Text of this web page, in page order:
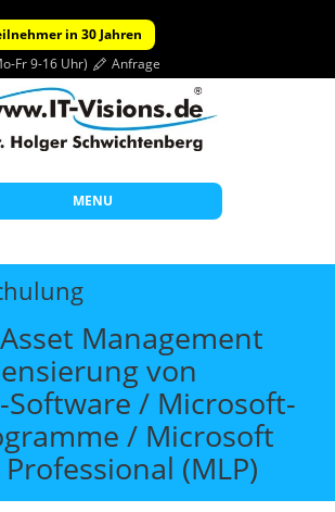
in 30 Jahren
Fr 9-16 Uhr) Anfrage
MENU
Schulungen
uns
Management
von
/ Microsoft-
/ Microsoft
(MLP)